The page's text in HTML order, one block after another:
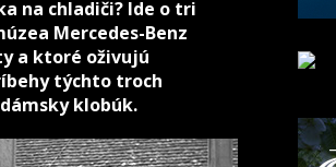
na chladiči? Ide o tri
Mercedes-Benz
a ktoré oživujú
týchto troch
klobúk.